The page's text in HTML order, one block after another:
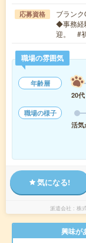
応募資格
ブラン
◆事務経
迎。 #
職場の雰囲気
年齢層
20代
職場の様子
活気
気になる!
派遣会社 株
興味が